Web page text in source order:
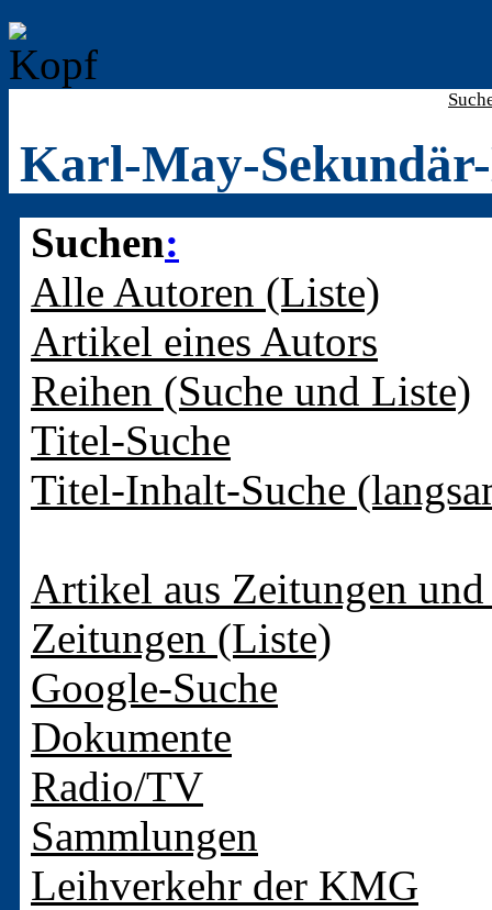
Karl-May-
Suchen:
Alle Autoren (Liste)
Artikel eines Autors
Reihen (Suche und Liste)
Titel-Suche
Titel-Inhalt-Suche
Artikel aus Zeitungen
Zeitungen (Liste)
Google-Suche
Dokumente
Radio/TV
Sammlungen
Leihverkehr der KMG